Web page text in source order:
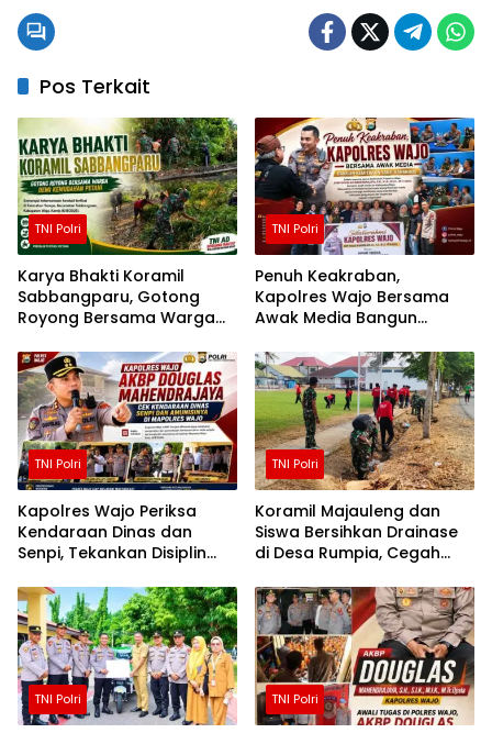
Pos Terkait
TNI Polri
Karya Bhakti Koramil
Sabbangparu, Gotong
Royong Bersama Warga
TNI Polri
Penuh Keakraban,
Kapolres Wajo Bersama
Awak Media Bangun
TNI Polri
Kapolres Wajo Periksa
Kendaraan Dinas dan
Senpi, Tekankan Disiplin
Personel
TNI Polri
Koramil Majauleng dan
Siswa Bersihkan Drainase
di Desa Rumpia, Cegah
TNI Polri TNI Polri